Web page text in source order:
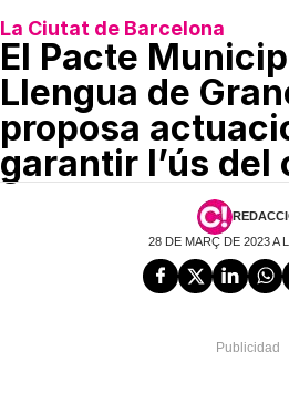
La Ciutat de Barcelona
El Pacte
Llengua de
proposa
garantir l’ús del
28 DE MARÇ DE 2023 A